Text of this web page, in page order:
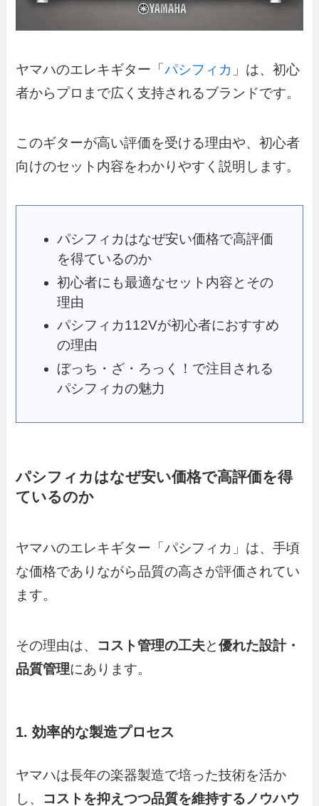
ヤマハのエレキギター「パシフィカ 」は、初心
者からプロまで広く支持されるブランドです。
このギターが高い評価を受ける理由や、初心者
向けのセット内容をわかりやすく説明します。
パシフィカはなぜ安い価格で高評価
を得ているのか
初心者にも最適なセット内容とその
理由
パシフィカ112Vが初心者におすすめ
の理由
ぼっち・ざ・ろっく！で注目される
パシフィカの魅力
パシフィカはなぜ安い価格で高評価を得
ているのか
ヤマハのエレキギター「パシフィカ」は、手頃
な価格でありながら品質の高さが評価されてい
ます。
その理由は、 コスト管理の工夫と優れた設計・
品質管理にあります。
1. 効率的な製造プロセス
ヤマハは長年の楽器製造で培った技術を活か
し、 コストを抑えつつ品質を維持するノウハウ